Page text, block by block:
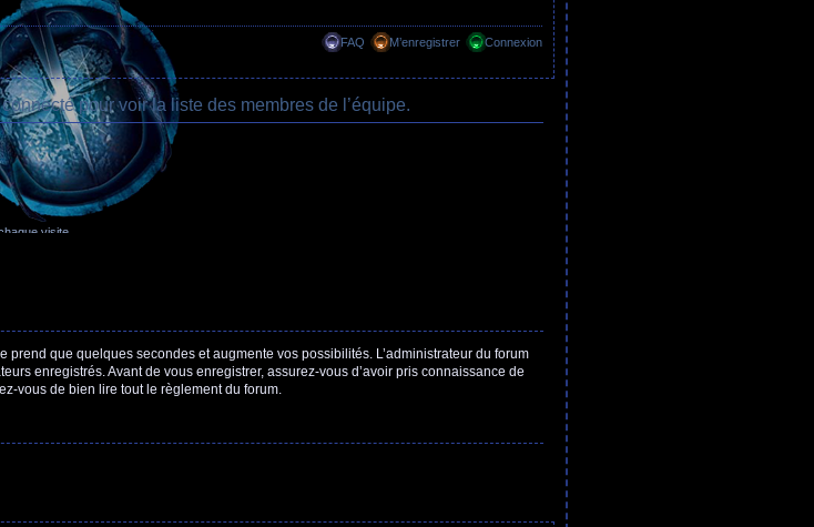
FAQ M’enregistrer Connexion
pour voir la liste des membres de l’équipe.
visite
session
prend que quelques secondes et augmente vos possibilités. L’administrateur du forum
enregistrés. Avant de vous enregistrer, assurez-vous d’avoir pris connaissance de
vous de bien lire tout le règlement du forum.